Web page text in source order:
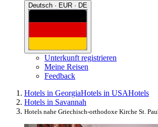
Deutsch · EUR · DE
Unterkunft registrieren
Meine Reisen
Feedback
Hotels in GeorgiaHotels in USAHotels
Hotels in Savannah
Hotels nahe Griechisch-orthodoxe Kirche St.